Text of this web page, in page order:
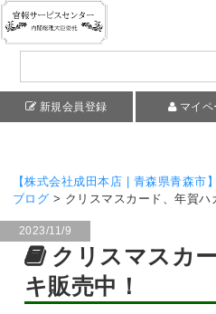
新規会員登録 マイペ
【株式会社成田本店 | 青森県青森市】
ブログ > クリスマスカード、年賀ハ
2023/11/9
クリスマスカ
キ販売中！